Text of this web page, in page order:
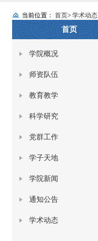
当前位置： 首页> 学术动态
首页
学院概况
师资队伍
教育教学
科学研究
党群工作
学子天地
学院新闻
通知公告
学术动态